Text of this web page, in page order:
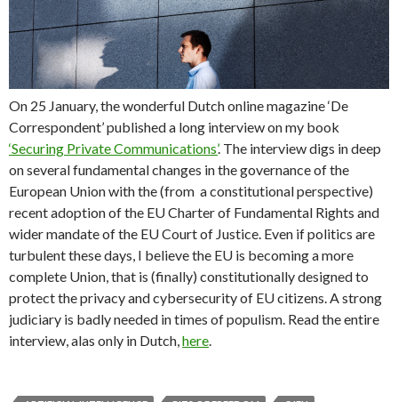
On 25 January, the wonderful Dutch online magazine ‘De
Correspondent’ published a long interview on my book
‘Securing Private Communications’. The interview digs in deep
on several fundamental changes in the governance of the
European Union with the (from a constitutional perspective)
recent adoption of the EU Charter of Fundamental Rights and
wider mandate of the EU Court of Justice. Even if politics are
turbulent these days, I believe the EU is becoming a more
complete Union, that is (finally) constitutionally designed to
protect the privacy and cybersecurity of EU citizens. A strong
judiciary is badly needed in times of populism. Read the entire
interview, alas only in Dutch,here.